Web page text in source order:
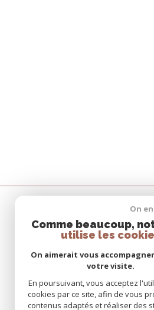
On
Comme beaucoup,
utilise les
On aimerait vous
votre visite.
En poursuivant, vous acceptez
cookies par ce site, afin de vous
contenus adaptés et réaliser des